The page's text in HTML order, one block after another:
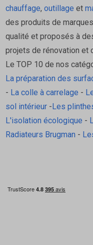
chauffage, outillage et
des produits de
qualité et proposés à
projets de rénovation et
Le TOP 10 de nos
La préparation des
- La colle à carrelage -
sol intérieur- Les
L'isolation écologique -
Radiateurs Brugman -